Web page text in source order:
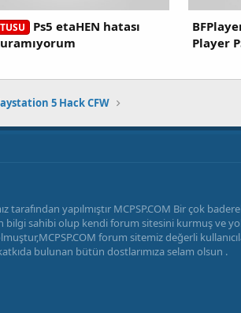
Ps5 etaHEN hatası
Player
5 Hack CFW
tarafından yapılmıştır MCPSP.COM Bir çok
sahibi olup kendi forum sitesini kurmuş ve
forum sitemiz değerli
bulunan bütün dostlarımıza selam olsun .